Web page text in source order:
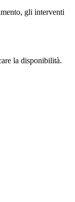
gli interventi
la disponibilità.